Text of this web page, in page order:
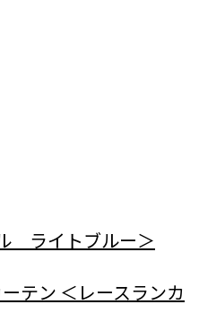
ライトブルー＞
テン ＜レースランカ